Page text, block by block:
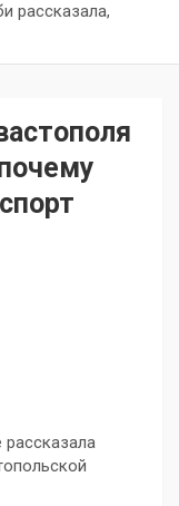
рассказала,